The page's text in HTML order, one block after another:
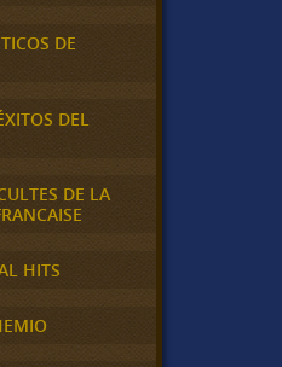
DE
DEL
DE LA
HITS